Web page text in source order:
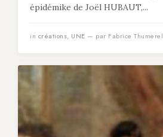
épidémike de Joël HUBAUT,...
in créations, UNE — par Fabrice Thumerel